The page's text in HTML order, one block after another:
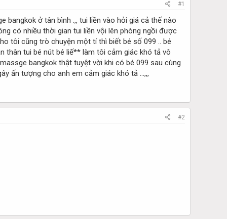
#1
ở tân bình .,, tui liền vào hỏi giá cả thế nào
có nhiều thời gian tui liền vội lên phòng ngồi được
tôi cũng trò chuyện một tí thì biết bé số 099 .. bé
thân tui bé nút bé liế** làm tôi cảm giác khó tả vô
bangkok thật tuyệt vời khi có bé 099 sau cùng
ấn tượng cho anh em cảm giác khó tả …,,,
#2